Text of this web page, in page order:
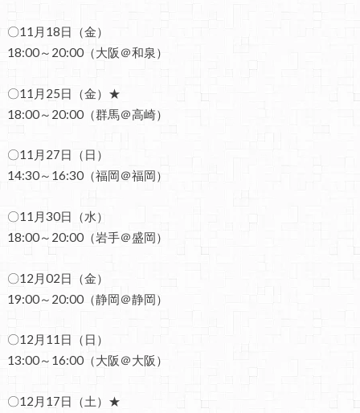
〇11月18日（金）
18:00～20:00（大阪＠和泉）
〇11月25日（金）★
18:00～20:00（群馬＠高崎）
〇11月27日（日）
14:30～16:30（福岡＠福岡）
〇11月30日（水）
18:00～20:00（岩手＠盛岡）
〇12月02日（金）
19:00～20:00（静岡＠静岡）
〇12月11日（日）
13:00～16:00（大阪＠大阪）
〇12月17日（土）★